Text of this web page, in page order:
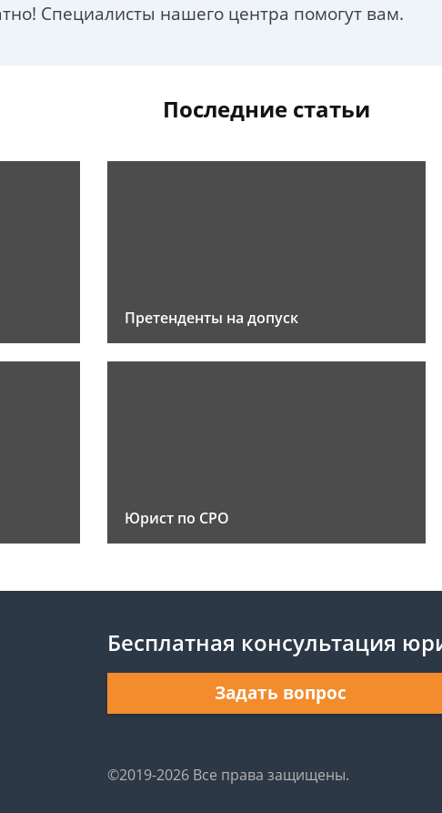
Специалисты нашего центра помогут вам.
Последние статьи
Претенденты на допуск
Юрист по СРО
Бесплатная консультация
Задать вопрос
©2019-2026 Все права защищены.